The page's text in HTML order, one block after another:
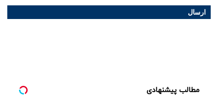
ارسال
مطالب پیشنهادی